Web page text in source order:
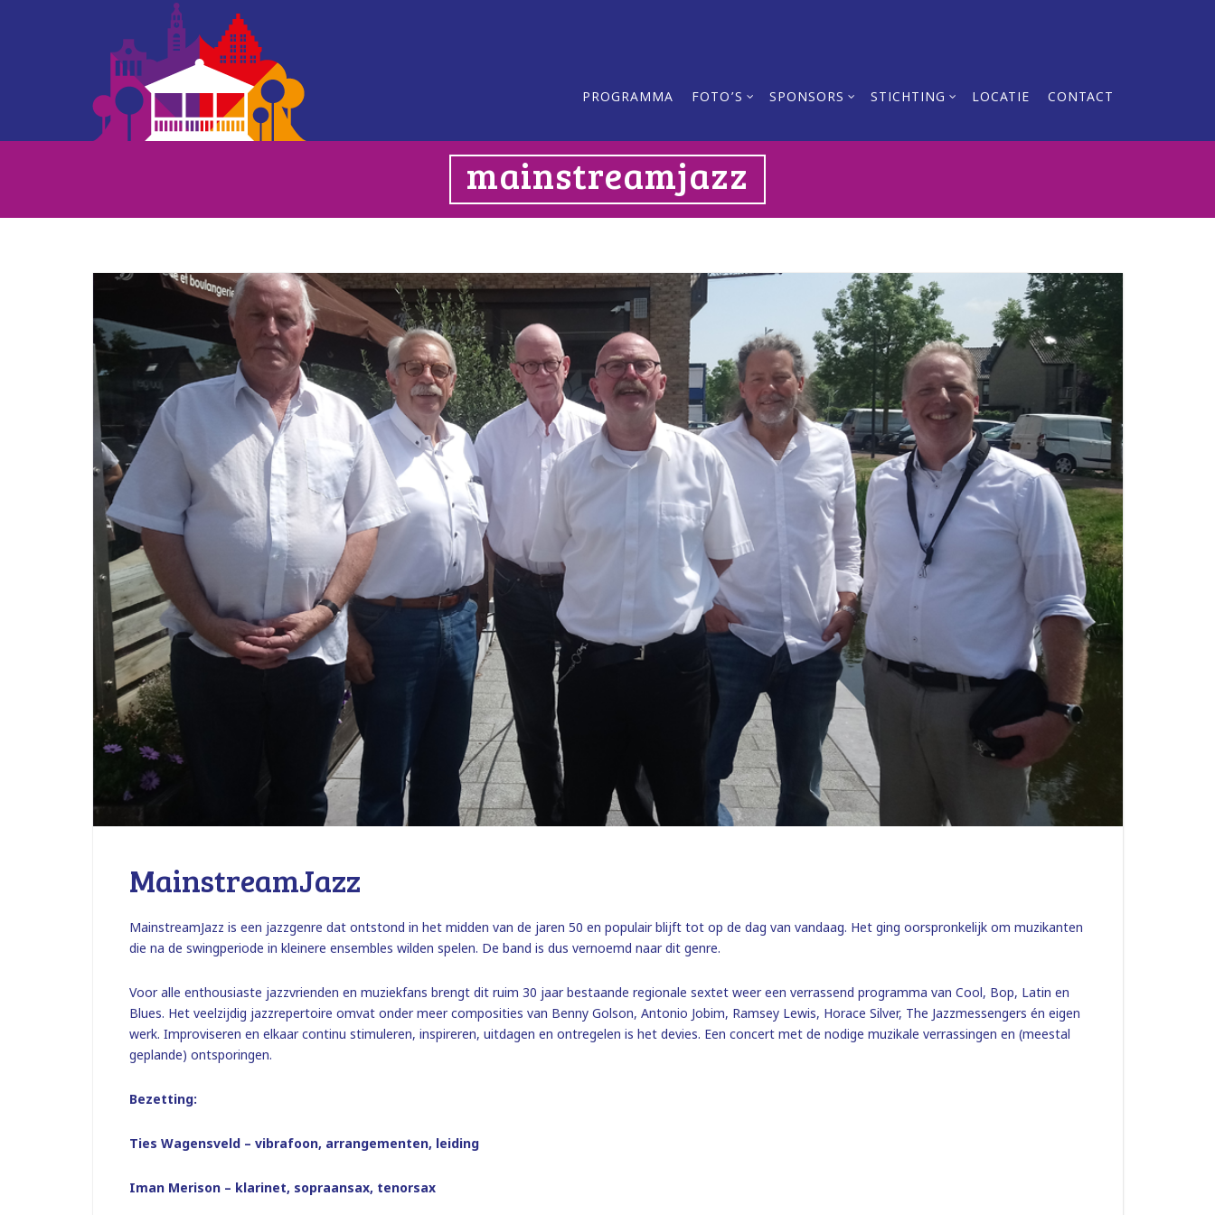
PROGRAMMA FOTO’S SPONSORS STICHTING LOCATIE CONTACT
mainstreamjazz
MainstreamJazz
MainstreamJazz is een jazzgenre dat ontstond in het midden van de jaren 50 en populair blijft tot op de dag van vandaag. Het ging oorspronkelijk om muzikanten
die na de swingperiode in kleinere ensembles wilden spelen. De band is dus vernoemd naar dit genre.
Voor alle enthousiaste jazzvrienden en muziekfans brengt dit ruim 30 jaar bestaande regionale sextet weer een verrassend programma van Cool, Bop, Latin en
Blues. Het veelzijdig jazzrepertoire omvat onder meer composities van Benny Golson, Antonio Jobim, Ramsey Lewis, Horace Silver, The Jazzmessengers én eigen
werk. Improviseren en elkaar continu stimuleren, inspireren, uitdagen en ontregelen is het devies. Een concert met de nodige muzikale verrassingen en (meestal
geplande) ontsporingen.
Bezetting:
Ties Wagensveld – vibrafoon, arrangementen, leiding
Iman Merison – klarinet, sopraansax, tenorsax